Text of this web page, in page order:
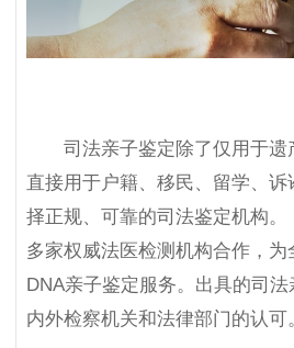
司法亲子鉴定除了仅用于遗
直接用于户籍、移民、留学、
择正规、可靠的司法鉴定机构
多家权威法医检测机构合作，
DNA亲子鉴定服务。出具的司
内外检察机关和法律部门的认可